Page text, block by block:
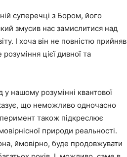
суперечці з Бором, його
змусив нас замислитися над
І хоча він не повністю прийняв
цієї дивної та
нашому розумінні квантової
що неможливо одночасно
також підкреслює
природи реальності.
ймовірно, буде продовжувати